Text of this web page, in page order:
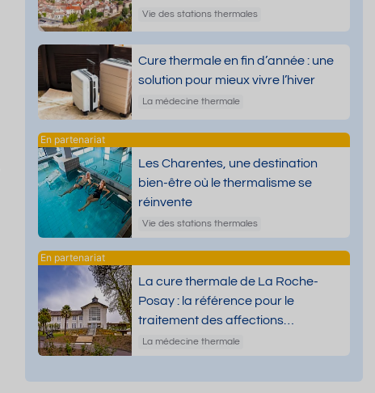
Vie des stations thermales
Cure thermale en fin d’année : une
solution pour mieux vivre l’hiver
La médecine thermale
Les Charentes, une destination
bien-être où le thermalisme se
réinvente
Vie des stations thermales
La cure thermale de La Roche-
Posay : la référence pour le
traitement des affections
dermatologiques
La médecine thermale